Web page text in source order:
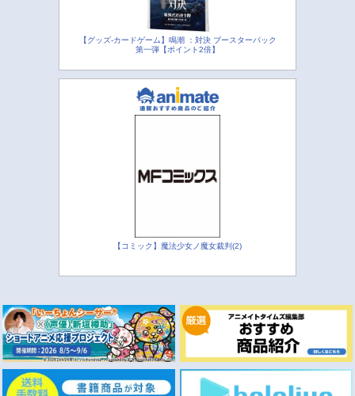
【グッズ-カードゲーム】鳴潮 ：対決 ブースターパック
第一弾【ポイント2倍】
【コミック】魔法少女ノ魔女裁判(2)